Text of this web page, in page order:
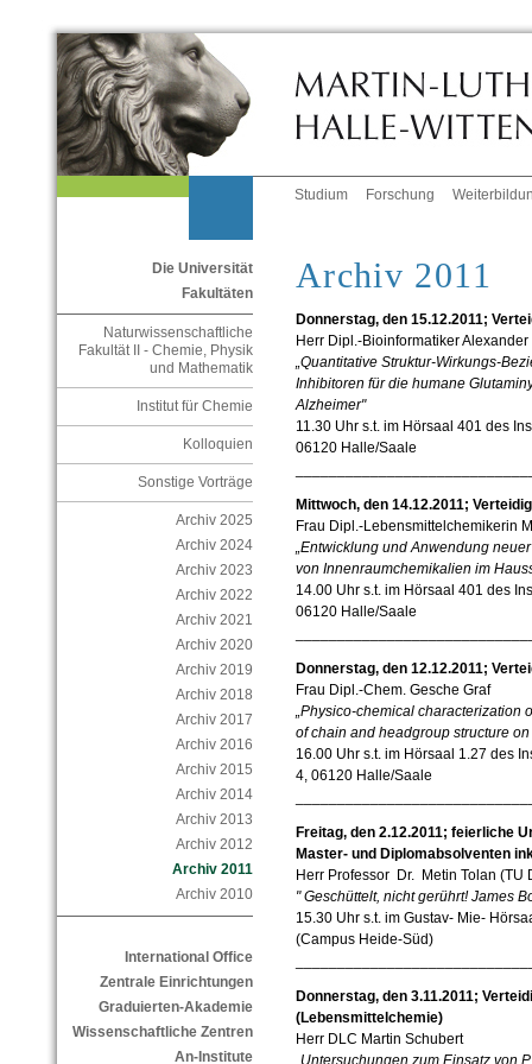
Studium Forschung
Die Universität
Fakultäten
Naturwissenschaftliche
Fakultät II - Chemie, Physik
und Mathematik
Institut für Chemie
Kolloquien
Sonstige Vorträge
Archiv 2025
Archiv 2024
Archiv 2023
Archiv 2022
Archiv 2021
Archiv 2020
Archiv 2019
Archiv 2018
Archiv 2017
Archiv 2016
Archiv 2015
Archiv 2014
Archiv 2013
Archiv 2012
Archiv 2011
Archiv 2010
International Office
Zentrale Einrichtungen
Graduierten-Akademie
Wissenschaftliche Zentren
An-Institute
Archiv 2011
Donnerstag, den 15.12.2011;
Herr Dipl.-Bioinformatiker Alexander
„Quantitative Struktur-Wirkungs-
Inhibitoren für die humane
Alzheimer"
11.30 Uhr s.t. im Hörsaal 401 des
06120 Halle/Saale
Mittwoch, den 14.12.2011;
Frau Dipl.-Lebensmittelchemikerin
„Entwicklung und Anwendung
von Innenraumchemikalien im
14.00 Uhr s.t. im Hörsaal 401 des
06120 Halle/Saale
Donnerstag, den 12.12.2011;
Frau Dipl.-Chem. Gesche Graf
„Physico-chemical characterization
of chain and headgroup structure
16.00 Uhr s.t. im Hörsaal 1.27 des
4, 06120 Halle/Saale
Freitag, den 2.12.2011; feierliche
Master- und Diplomabsolventen
Herr Professor Dr. Metin Tolan (TU
" Geschüttelt, nicht gerührt! James
15.30 Uhr s.t. im Gustav- Mie-
(Campus Heide-Süd)
Donnerstag, den 3.11.2011;
(Lebensmittelchemie)
Herr DLC Martin Schubert